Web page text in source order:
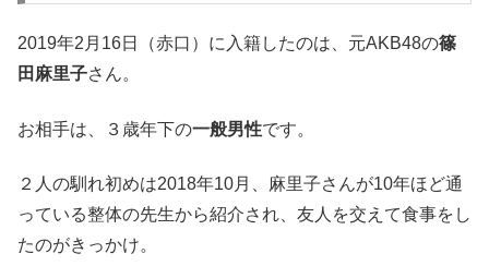
2019年2月16日（赤口）に入籍したのは、元AKB48の篠
田麻里子さん。
お相手は、３歳年下の一般男性です。
２人の馴れ初めは2018年10月、麻里子さんが10年ほど通
っている整体の先生から紹介され、友人を交えて食事をし
たのがきっかけ。